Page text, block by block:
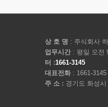
상 호 명 : 주식회사
업무시간 : 평일 오전
터 :1661-3145
대표전화 : 1661-3145
주 소 : 경기도 화성